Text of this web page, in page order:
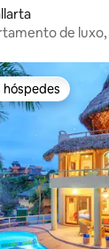
de
preferidos dos
hóspedes